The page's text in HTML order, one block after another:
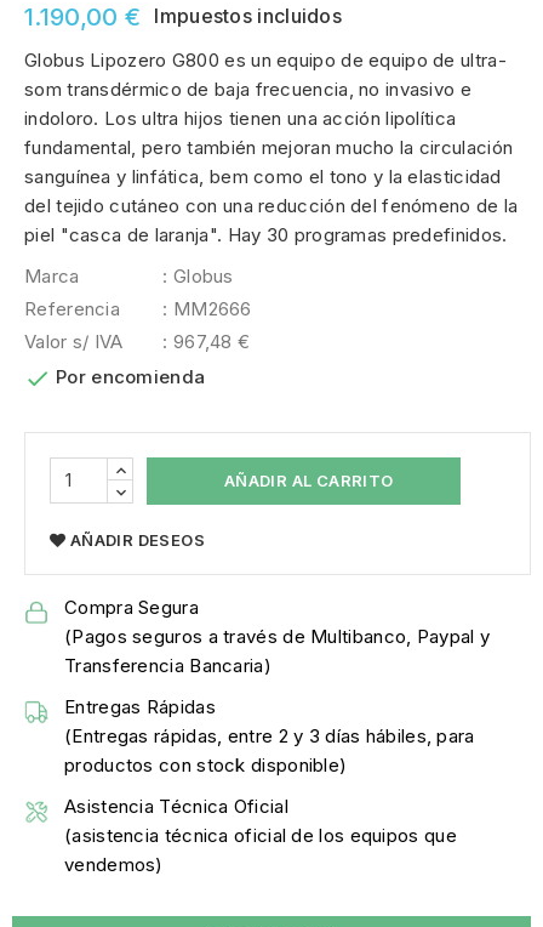
1.190,00 €
Impuestos incluidos
Globus Lipozero G800 es un equipo de equipo de ultra-
som transdérmico de baja frecuencia, no invasivo e
indoloro. Los ultra hijos tienen una acción lipolítica
fundamental, pero también mejoran mucho la circulación
sanguínea y linfática, bem como el tono y la elasticidad
del tejido cutáneo con una reducción del fenómeno de la
piel "casca de laranja". Hay 30 programas predefinidos.
Marca
: Globus
Referencia
: MM2666
Valor s/ IVA
: 967,48 €
 Por encomienda
AÑADIR AL CARRITO
AÑADIR DESEOS
Compra Segura
(Pagos seguros a través de Multibanco, Paypal y
Transferencia Bancaria)
Entregas Rápidas
(Entregas rápidas, entre 2 y 3 días hábiles, para
productos con stock disponible)
Asistencia Técnica Oficial
(asistencia técnica oficial de los equipos que
vendemos)